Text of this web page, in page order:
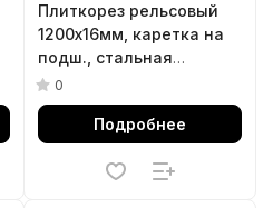
Плиткорез рельсовый
1200х16мм, каретка на
подш., стальная
станина, усил.
рукоятка-пенал Denzel
0
Подробнее